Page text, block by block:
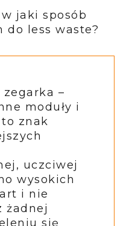
jaki sposób
do less waste?
–
moduły i
znak
uczciwej
wysokich
i nie
żadnej
się